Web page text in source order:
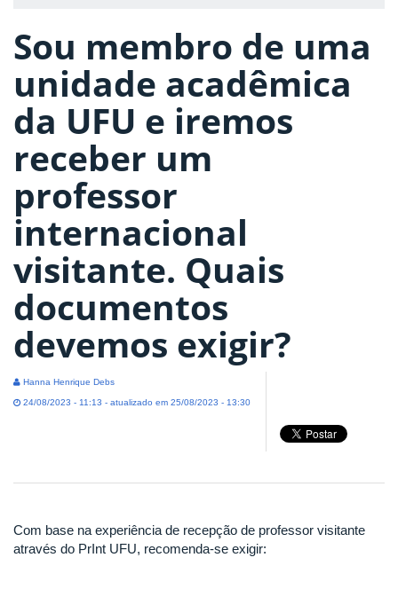
Sou membro de uma
unidade acadêmica
da UFU e iremos
receber um
professor
internacional
visitante. Quais
documentos
devemos exigir?
Hanna Henrique Debs
24/08/2023 - 11:13 - atualizado em 25/08/2023 - 13:30
Com base na experiência de recepção de professor visitante
através do PrInt UFU, recomenda-se exigir: